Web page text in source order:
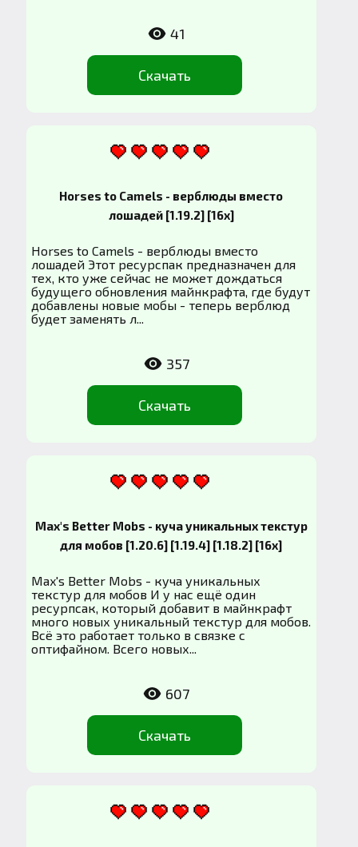
Скачать
41
Horses to Camels - верблюды вместо
лошадей [1.19.2] [16x]
Horses to Camels - верблюды вместо
лошадей Этот ресурспак предназначен для
тех, кто уже сейчас не может дождаться
будущего обновления майнкрафта, где будут
добавлены новые мобы - теперь верблюд
будет заменять л...
Скачать
357
Max's Better Mobs - куча уникальных текстур
для мобов [1.20.6] [1.19.4] [1.18.2] [16x]
Max's Better Mobs - куча уникальных
текстур для мобов И у нас ещё один
ресурпсак, который добавит в майнкрафт
много новых уникальный текстур для мобов.
Всё это работает только в связке с
оптифайном. Всего новых...
Скачать
607